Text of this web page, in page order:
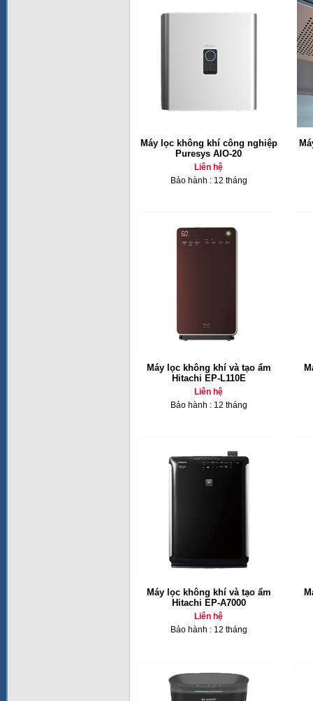
Máy lọc không khí công nghiệp
Puresys AIO-20
Liên hệ
Bảo hành : 12 tháng
Máy lọc không khí và tạo ẩm
Hitachi EP-L110E
Liên hệ
Bảo hành : 12 tháng
Máy lọc không khí và tạo ẩm
Hitachi EP-A7000
Liên hệ
Bảo hành : 12 tháng